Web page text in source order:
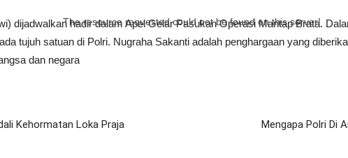
dijadwalkan hadir dalam Apel Gelar Pasukan Operasi Mantap Brata.
tujuh satuan di Polri. Nugraha Sakanti adalah penghargaan yang
dan negara
Kehormatan Loka Praja
Mengapa Polri Di
The resource requested could not be found on this server!